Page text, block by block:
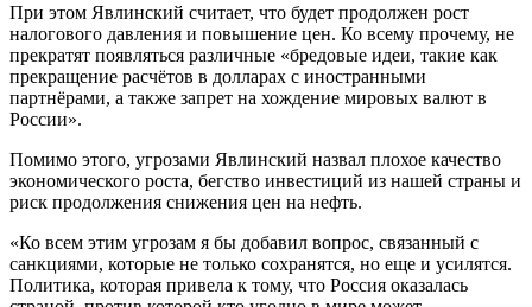
При этом Явлинский считает, что будет продолжен рост
налогового давления и повышение цен. Ко всему прочему, не
прекратят появляться различные «бредовые идеи, такие как
прекращение расчётов в долларах с иностранными
партнёрами, а также запрет на хождение мировых валют в
России».
Помимо этого, угрозами Явлинский назвал плохое качество
экономического роста, бегство инвестиций из нашей страны и
риск продолжения снижения цен на нефть.
«Ко всем этим угрозам я бы добавил вопрос, связанный с
санкциями, которые не только сохранятся, но еще и усилятся.
Политика, которая привела к тому, что Россия оказалась